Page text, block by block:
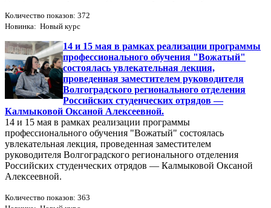
Количество показов: 372
Новинка: Новый курс
14 и 15 мая в рамках реализации программы
профессионального обучения "Вожатый"
состоялась увлекательная лекция,
проведенная заместителем руководителя
Волгоградского регионального отделения
Российских студенческих отрядов —
Калмыковой Оксаной Алексеевной.
14 и 15 мая в рамках реализации программы
профессионального обучения "Вожатый" состоялась
увлекательная лекция, проведенная заместителем
руководителя Волгоградского регионального отделения
Российских студенческих отрядов — Калмыковой Оксаной
Алексеевной.
Количество показов: 363